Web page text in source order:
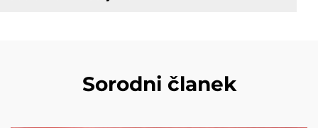
Sorodni članek